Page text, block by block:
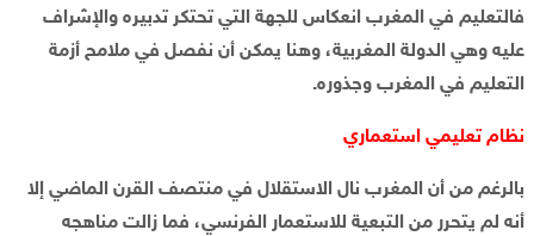
فالتعليم في المغرب انعكاس للجهة التي تحتكر تدبيره والإشراف
عليه وهي الدولة المغربية، وهنا يمكن أن نفصل في ملامح أزمة
التعليم في المغرب وجذوره.
نظام تعليمي استعماري
بالرغم من أن المغرب نال الاستقلال في منتصف القرن الماضي إلا
أنه لم يتحرر من التبعية للاستعمار الفرنسي، فما زالت مناهجه